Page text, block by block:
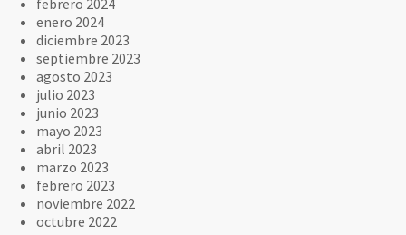
enero 2024
diciembre 2023
septiembre 2023
agosto 2023
julio 2023
junio 2023
mayo 2023
abril 2023
marzo 2023
febrero 2023
noviembre 2022
octubre 2022